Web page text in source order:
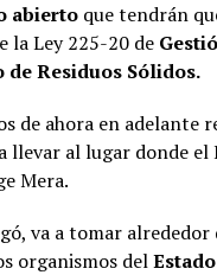
abiertoque tendrán
la Ley 225-20 de
de Residuos Sólidos.
de ahora en adelante
llevar al lugar donde el
Mera.
va a tomar alrededor
organismos delEstado